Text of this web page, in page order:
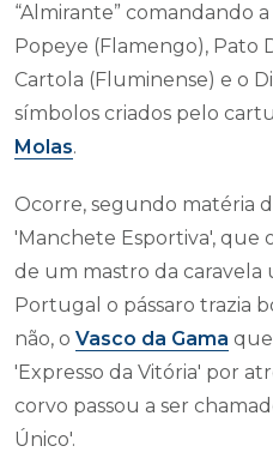
“Almirante” comandando
Popeye (Flamengo), Pato
Cartola (Fluminense) e o
símbolos criados pelo
Molas.
Ocorre, segundo matéria
'Manchete Esportiva', que
de um mastro da caravela
Portugal o pássaro trazia
não, o Vasco da Gama
'Expresso da Vitória' por
corvo passou a ser
Único'.